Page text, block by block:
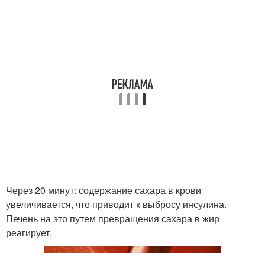
Через 20 минут: содержание сахара в крови
увеличивается, что приводит к выбросу инсулина.
Печень на это путем превращения сахара в жир
реагирует.